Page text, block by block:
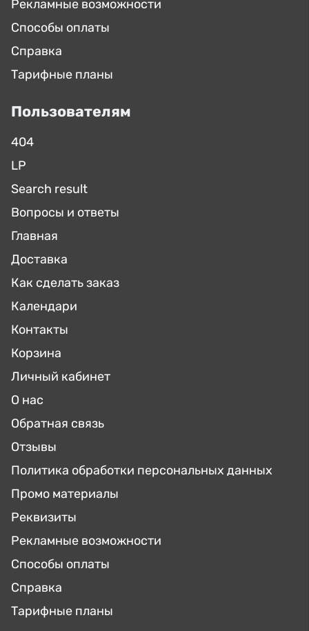
Рекламные возможности
Способы оплаты
Справка
Тарифные планы
Пользователям
404
LP
Search result
Вопросы и ответы
Главная
Доставка
Как сделать заказ
Календари
Контакты
Корзина
Личный кабинет
О нас
Обратная связь
Отзывы
Политика обработки персональных данных
Промо материалы
Реквизиты
Рекламные возможности
Способы оплаты
Справка
Тарифные планы